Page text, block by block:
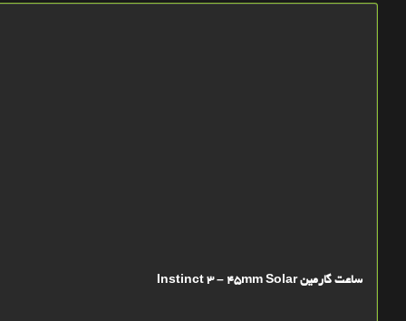
ساعت گارمین Instinct 3 – 45mm Solar